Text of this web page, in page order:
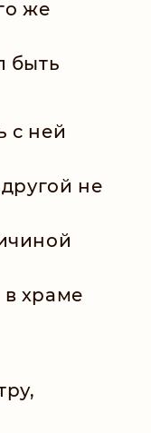
же
быть
с ней
не
храме